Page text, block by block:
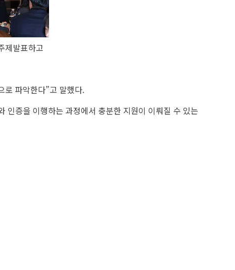
제발표하고
로 파악한다”고 말했다.
인증을 이행하는 과정에서 충분한 지원이 이뤄질 수 있는